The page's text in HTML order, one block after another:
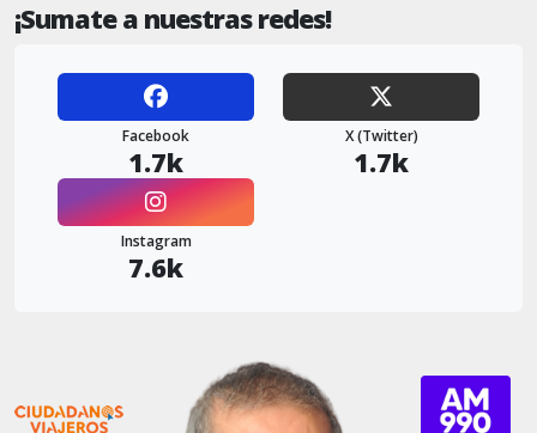
¡Sumate a nuestras redes!
Facebook
1.7k
X (Twitter)
1.7k
Instagram
7.6k